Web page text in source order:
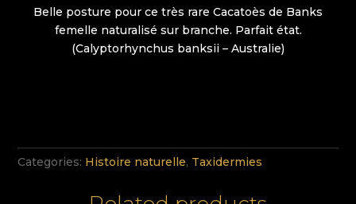
Belle posture pour ce très rare Cacatoès de Banks
femelle naturalisé sur branche. Parfait état.
(Calyptorhynchus banksii – Australie)
Categories: Histoire naturelle, Taxidermies